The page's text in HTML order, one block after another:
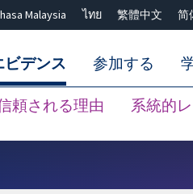
Malaysia ไทย 繁體中文 简
ビデンス
頼される理由 系統的
参加する